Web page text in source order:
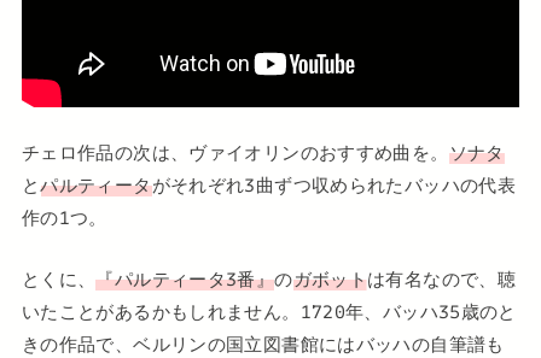
チェロ作品の次は、ヴァイオリンのおすすめ曲を。 ソナタ
とパルティータがそれぞれ3曲ずつ収められたバッハの代表
作の1つ。
とくに、『パルティータ3番』のガボットは有名なので、聴
いたことがあるかもしれません。1720年、バッハ35歳のと
きの作品で、ベルリンの国立図書館にはバッハの自筆譜も